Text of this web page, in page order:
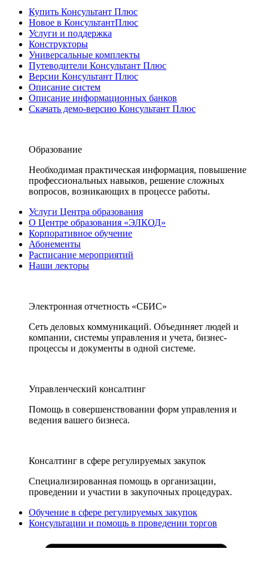
Купить Консультант Плюс
Новое в КонсультантПлюс
Услуги и поддержка
Конструкторы
Универсальные комплекты
Путеводители Консультант Плюс
Версии Консультант Плюс
Описание систем
Описание информационных банков
Скачать демо-версию Консультант Плюс
Образование
Необходимая практическая информация, повышение
профессиональных навыков, решение сложных
вопросов, возникающих в процессе работы.
Услуги Центра образования
О Центре образования «ЭЛКОД»
Корпоративное обучение
Абонементы
Расписание мероприятий
Наши лекторы
Электронная отчетность «СБИС»
Сеть деловых коммуникаций. Объединяет людей и
компании, системы управления и учета, бизнес-
процессы и документы в одной системе.
Управленческий консалтинг
Помощь в совершенствовании форм управления и
ведения вашего бизнеса.
Консалтинг в сфере регулируемых закупок
Специализированная помощь в организации,
проведении и участии в закупочных процедурах.
Обучение в сфере регулируемых закупок
Консультации и помощь в проведении торгов